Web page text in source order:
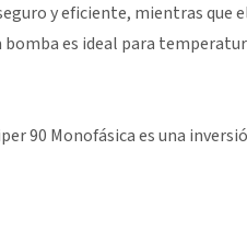
y eficiente, mientras
es ideal para
90 Monofásica es una